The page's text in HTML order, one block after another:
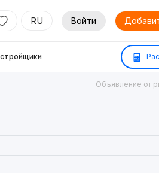
RU Войти
Объявление от